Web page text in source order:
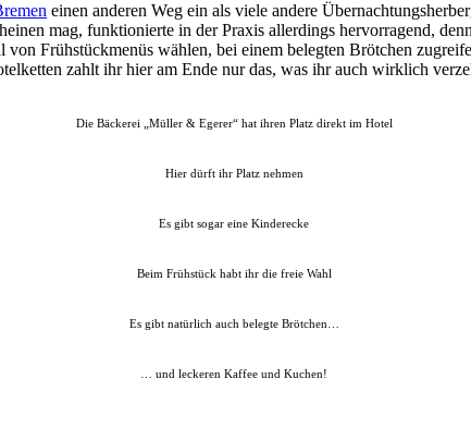
einen anderen Weg ein als viele andere
mag, funktionierte in der Praxis allerdings hervorragend,
Frühstückmenüs wählen, bei einem belegten Brötchen
zahlt ihr hier am Ende nur das, was ihr auch wirklich
Die Bäckerei „Müller & Egerer“ hat ihren Platz direkt im Hotel
Hier dürft ihr Platz nehmen
Es gibt sogar eine Kinderecke
Beim Frühstück habt ihr die freie Wahl
Es gibt natürlich auch belegte Brötchen…
… und leckeren Kaffee und Kuchen!